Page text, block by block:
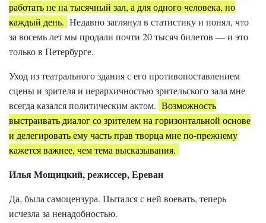
работать не на тысячный зал, а для одного человека, но
каждый день. Недавно заглянул в статистику и понял, что
за восемь лет мы продали почти 20 тысяч билетов — и это
только в Петербурге.
Уход из театрального здания с его противопоставлением
сцены и зрителя и иерархичностью зрительского зала мне
всегда казался политическим актом. Возможность
выстраивать диалог со зрителем на горизонтальной основе
и делегировать ему часть прав творца мне по-прежнему
кажется важнее, чем тема высказывания.
Илья Мощицкий, режиссер, Ереван
Да, была самоцензура. Пытался с ней воевать, теперь
исчезла за ненадобностью.